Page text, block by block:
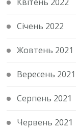
Січень 2022
Жовтень 2021
Вересень 2021
Серпень 2021
Червень 2021